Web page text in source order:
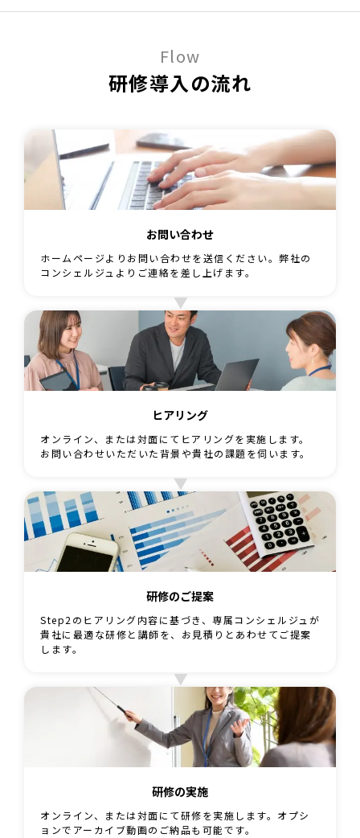
Flow
研修導入の流れ
お問い合わせ
ホームページよりお問い合わせを送信ください。弊社の
コンシェルジュよりご連絡を差し上げます。
ヒアリング
オンライン、または対面にてヒアリングを実施します。
お問い合わせいただいた背景や貴社の課題を伺います。
研修のご提案
Step2のヒアリング内容に基づき、専属コンシェルジュが
貴社に最適な研修と講師を、お見積りとあわせてご提案
します。
研修の実施
オンライン、または対面にて研修を実施します。オプシ
ョンでアーカイブ動画のご納品も可能です。